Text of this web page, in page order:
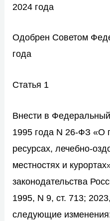
2024 года
Одобрен Советом
года
Статья 1
Внести в Федеральный
1995 года N 26-ФЗ «О
ресурсах, лечебно-
местностях и
законодательства
1995, N 9, ст. 713;
следующие